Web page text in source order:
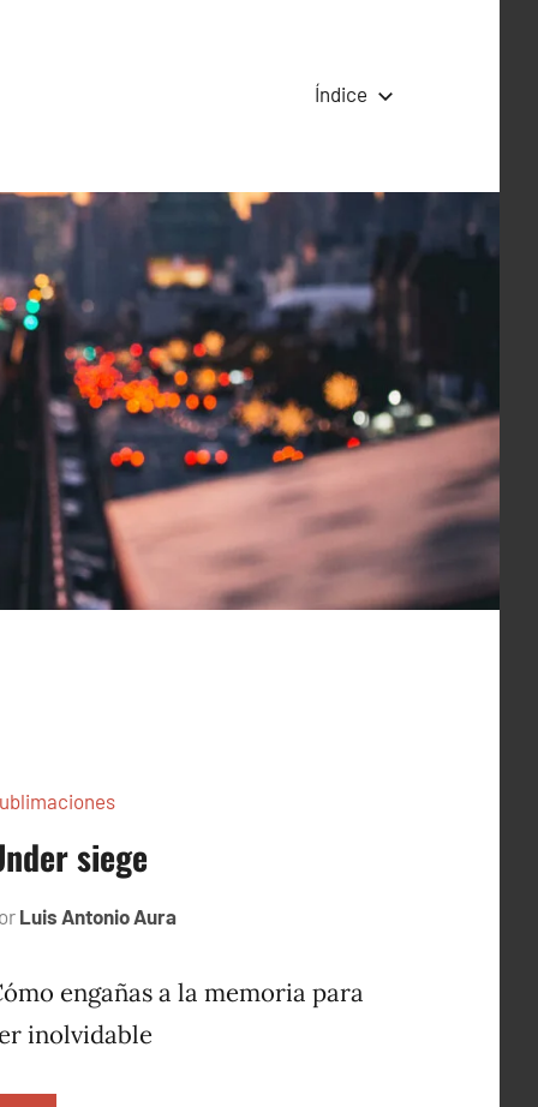
Índice
siege
Luis Antonio Aura
2022
engañas a la memoria para
inolvidable